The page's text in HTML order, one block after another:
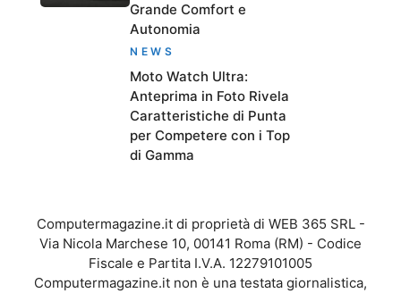
Grande Comfort e
Autonomia
NEWS
Moto Watch Ultra:
Anteprima in Foto Rivela
Caratteristiche di Punta
per Competere con i Top
di Gamma
Computermagazine.it di proprietà di WEB 365 SRL -
Via Nicola Marchese 10, 00141 Roma (RM) - Codice
Fiscale e Partita I.V.A. 12279101005
Computermagazine.it non è una testata giornalistica,